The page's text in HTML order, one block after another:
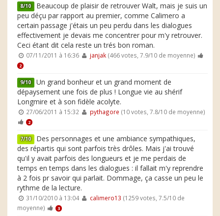
8/10 Beaucoup de plaisir de retrouver Walt, mais je suis un
peu déçu par rapport au premier, comme Calimero a
certain passage j'étais un peu perdu dans les dialogues
effectivement je devais me concentrer pour m'y retrouver.
Ceci étant dit cela reste un trés bon roman.
07/11/2011 à 16:36 janjak(466 votes, 7.9/10 de moyenne)
2
9/10 Un grand bonheur et un grand moment de
dépaysement une fois de plus ! Longue vie au shérif
Longmire et à son fidèle acolyte.
27/06/2011 à 15:32 pythagore (10 votes, 7.8/10 de moyenne)
2
7/10 Des personnages et une ambiance sympathiques,
des répartis qui sont parfois très drôles. Mais j'ai trouvé
qu'il y avait parfois des longueurs et je me perdais de
temps en temps dans les dialogues : il fallait m'y reprendre
à 2 fois pr savoir qui parlait. Dommage, ça casse un peu le
rythme de la lecture.
31/10/2010 à 13:04 calimero13 (1259 votes, 7.5/10 de
moyenne)
3